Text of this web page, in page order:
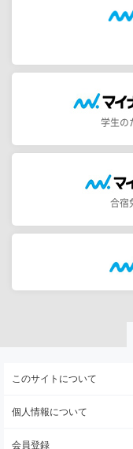
学生の
合宿
このサイトについて
個人情報について
会員登録